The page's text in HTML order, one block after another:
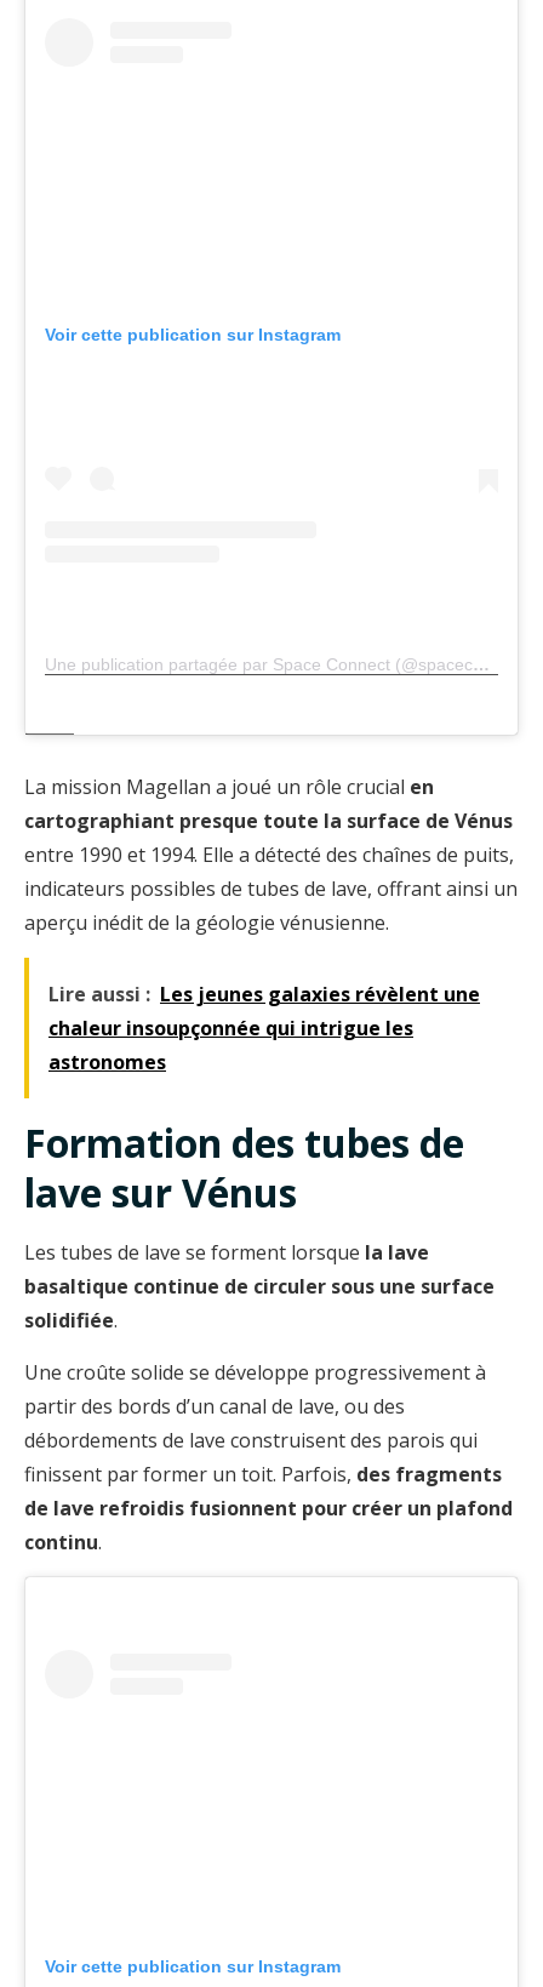
Voir cette publication sur Instagram
Une publication partagée par Space Connect (@spaceconnecthq)
La mission Magellan a joué un rôle crucial en
cartographiant presque toute la surface de Vénus
entre 1990 et 1994. Elle a détecté des chaînes de puits,
indicateurs possibles de tubes de lave, offrant ainsi un
aperçu inédit de la géologie vénusienne.
Lire aussi : Les jeunes galaxies révèlent une
chaleur insoupçonnée qui intrigue les
astronomes
Formation des tubes de
lave sur Vénus
Les tubes de lave se forment lorsque la lave
basaltique continue de circuler sous une surface
solidifiée.
Une croûte solide se développe progressivement à
partir des bords d’un canal de lave, ou des
débordements de lave construisent des parois qui
finissent par former un toit. Parfois, des fragments
de lave refroidis fusionnent pour créer un plafond
continu.
Voir cette publication sur Instagram